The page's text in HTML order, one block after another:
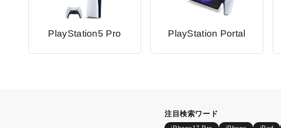
PlayStation5 Pro PlayStation Portal
注目検索ワード